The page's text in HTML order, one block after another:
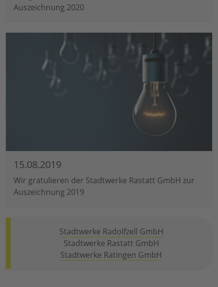
Auszeichnung 2020
15.08.2019
Wir gratulieren der Stadtwerke Rastatt GmbH zur
Auszeichnung 2019
Stadtwerke Radolfzell GmbH
Stadtwerke Rastatt GmbH
Stadtwerke Ratingen GmbH